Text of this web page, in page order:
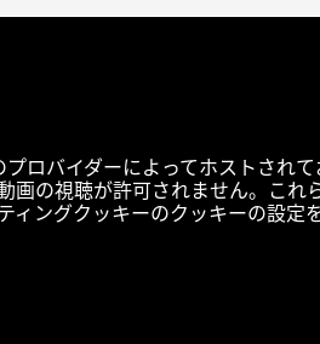
ロバイダーによってホストされ
画の視聴が許可されません。これ
ィングクッキーのクッキーの設定